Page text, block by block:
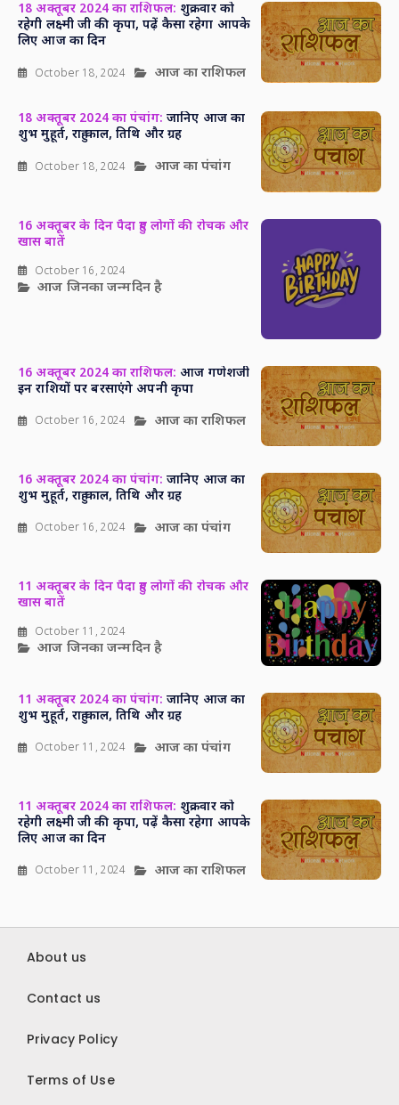
18 अक्तूबर 2024 का राशिफल: शुक्रवार को
रहेगी लक्ष्मी जी की कृपा, पढ़ें कैसा रहेगा आपके
लिए आज का दिन
October 18, 2024 आज का राशिफल
18 अक्तूबर 2024 का पंचांग: जानिए आज का
शुभ मुहूर्त, राहु काल, तिथि और ग्रह
October 18, 2024 आज का पंचांग
16 अक्तूबर के दिन पैदा हुए लोगों की रोचक और
खास बातें
October 16, 2024
आज जिनका जन्मदिन है
16 अक्तूबर 2024 का राशिफल: आज गणेशजी
इन राशियों पर बरसाएंगे अपनी कृपा
October 16, 2024 आज का राशिफल
16 अक्तूबर 2024 का पंचांग: जानिए आज का
शुभ मुहूर्त, राहु काल, तिथि और ग्रह
October 16, 2024 आज का पंचांग
11 अक्तूबर के दिन पैदा हुए लोगों की रोचक और
खास बातें
October 11, 2024
आज जिनका जन्मदिन है
11 अक्तूबर 2024 का पंचांग: जानिए आज का
शुभ मुहूर्त, राहु काल, तिथि और ग्रह
October 11, 2024 आज का पंचांग
11 अक्तूबर 2024 का राशिफल: शुक्रवार को
रहेगी लक्ष्मी जी की कृपा, पढ़ें कैसा रहेगा आपके
लिए आज का दिन
October 11, 2024 आज का राशिफल
About us
Contact us
Privacy Policy
Terms of Use